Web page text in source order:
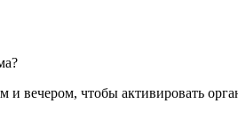
вечером, чтобы активировать